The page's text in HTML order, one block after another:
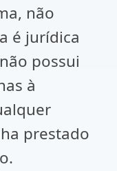
não
é jurídica
possui
à
prestado